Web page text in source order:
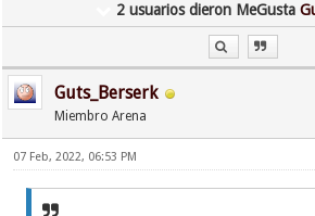
Un abrazo fuerte para ti
2 usuarios dieron MeGusta
Guts_Berserk
Miembro Arena
07 Feb, 2022, 06:53 PM